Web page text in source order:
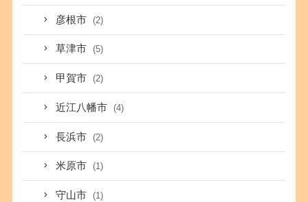
彦根市 (2)
草津市 (5)
甲賀市 (2)
近江八幡市 (4)
長浜市 (2)
米原市 (1)
守山市 (1)